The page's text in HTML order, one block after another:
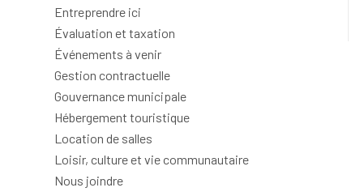
Entreprendre ici
Évaluation et taxation
Événements à venir
Gestion contractuelle
Gouvernance municipale
Hébergement touristique
Location de salles
Loisir, culture et vie communautaire
Nous joindre